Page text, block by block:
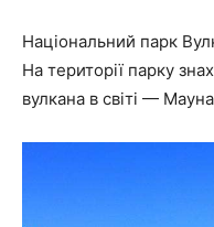
Національний парк
На території парку
вулкана в світі —